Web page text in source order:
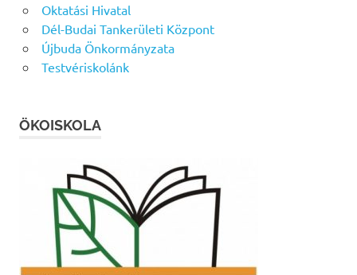
Oktatási Hivatal
Dél-Budai Tankerületi Központ
Újbuda Önkormányzata
Testvériskolánk
ÖKOISKOLA